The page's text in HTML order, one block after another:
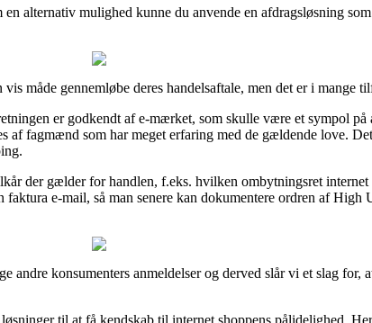
alternativ mulighed kunne du anvende en afdragsløsning
måde gennemløbe deres handelsaftale, men det er i mange
er godkendt af e-mærket, som skulle være et sympol på
af fagmænd som har meget erfaring med de gældende love.
der gælder for handlen, f.eks. hvilken ombytningsret internet
faktura e-mail, så man senere kan dokumentere ordren af
andre konsumenters anmeldelser og derved slår vi et slag for,